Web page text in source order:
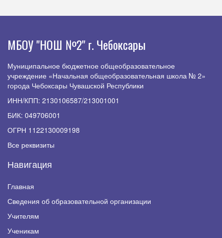
МБОУ "НОШ №2" г. Чебоксары
Муниципальное бюджетное общеобразовательное
учреждение «Начальная общеобразовательная школа № 2»
города Чебоксары Чувашской Республики
ИНН/КПП: 2130106587/213001001
БИК: 049706001
ОГРН 1122130009198
Все реквизиты
Навигация
Главная
Сведения об образовательной организации
Учителям
Ученикам